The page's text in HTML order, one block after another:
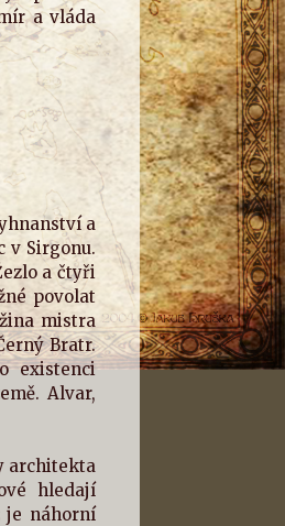
a vláda
a
v Sirgonu.
a čtyři
povolat
mistra
Bratr.
existenci
Alvar,
architekta
hledají
je náhorní